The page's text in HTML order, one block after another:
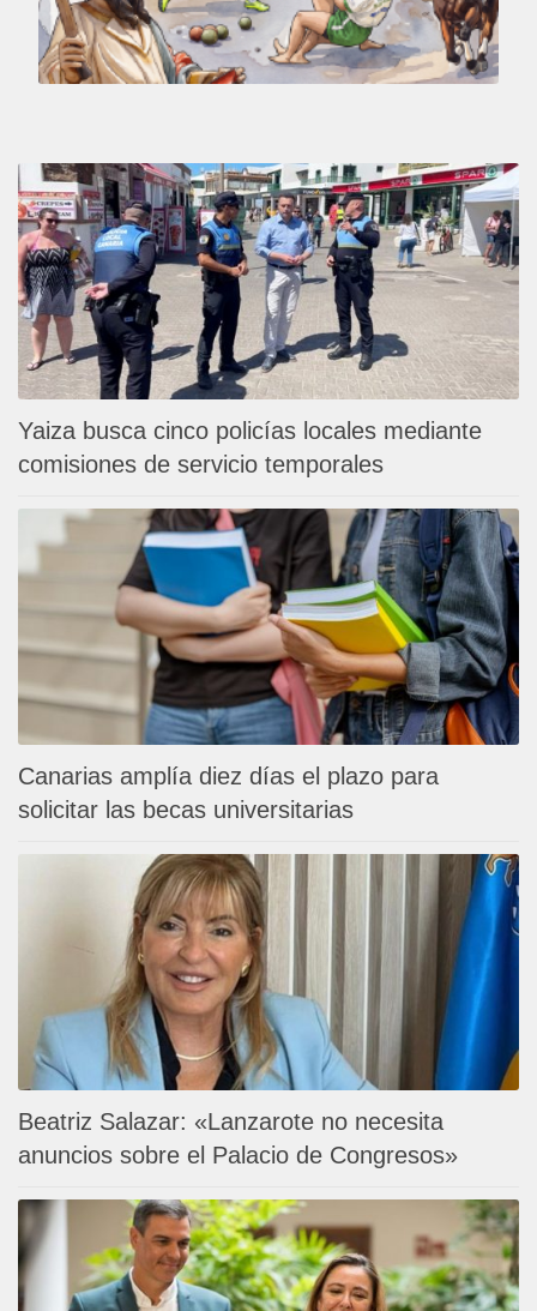
Yaiza busca cinco policías locales mediante
comisiones de servicio temporales
Canarias amplía diez días el plazo para
solicitar las becas universitarias
Beatriz Salazar: «Lanzarote no necesita
anuncios sobre el Palacio de Congresos»